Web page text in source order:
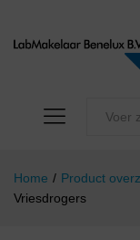
Home / Product
Vriesdrogers